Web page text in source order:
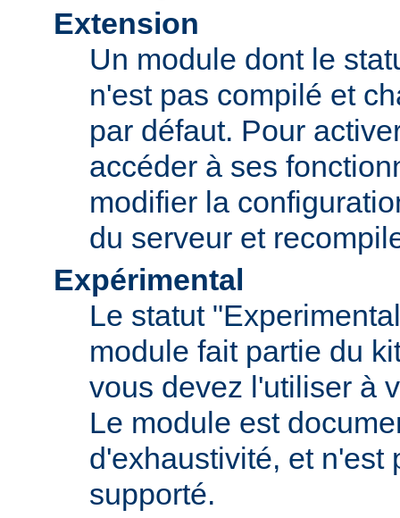
Extension
Un module dont le
n'est pas compilé et
par défaut. Pour
accéder à ses
modifier la
du serveur et
Expérimental
Le statut
module fait partie du
vous devez l'utiliser à
Le module est
d'exhaustivité, et n'est
supporté.